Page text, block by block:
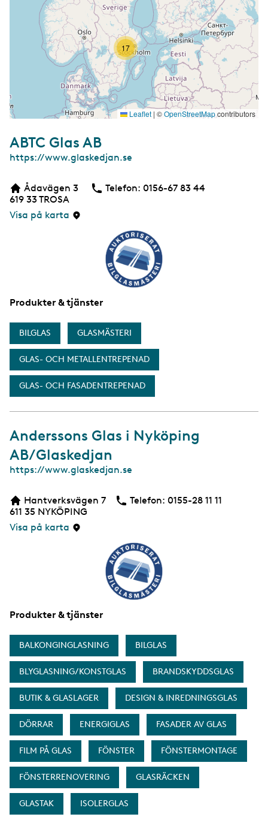
17
Leaflet | ©OpenStreetMapcontributors
ABTC Glas AB
W
b
s
i
https://www.glaskedjan.se
Ådavägen 3
619 33TROSA
Visa på karta
Telefon: Telefon
0156-67 83 44
Produkter & tjänster
BILGLAS GLASMÄSTERI
GLAS- OCH METALLENTREPENAD
GLAS- OCH FASADENTREPENAD
Anderssons Glas i Nyköping
AB/Glaskedjan
W
b
s
i
https://www.glaskedjan.se
Hantverksvägen 7
611 35 NYKÖPING
Visa på karta
Telefon: Telefon
0155-28 11 11
Produkter & tjänster
BALKONGINGLASNING BILGLAS
BLYGLASNING/KONSTGLAS BRANDSKYDDSGLAS
BUTIK & GLASLAGER DESIGN & INREDNINGSGLAS
DÖRRAR ENERGIGLAS FASADER AV GLAS
FILM PÅ GLAS FÖNSTER FÖNSTERMONTAGE
FÖNSTERRENOVERING GLASRÄCKEN
GLASTAK ISOLERGLAS